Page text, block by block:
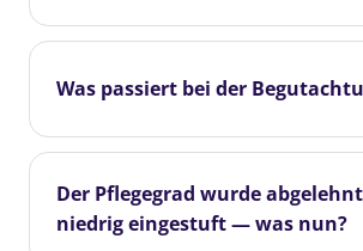
Was passiert bei der
Der Pflegegrad wurde
niedrig eingestuft — was nun?